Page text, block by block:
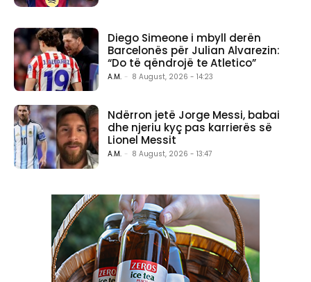
Diego Simeone i mbyll derën
Barcelonës për Julian Alvarezin:
“Do të qëndrojë te Atletico”
A.M. - 8 August, 2026 - 14:23
Ndërron jetë Jorge Messi, babai
dhe njeriu kyç pas karrierës së
Lionel Messit
A.M. - 8 August, 2026 - 13:47